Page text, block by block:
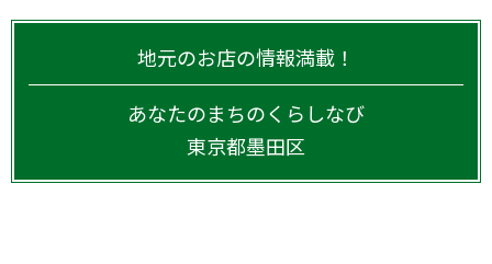
地元のお店の情報満載！
あなたのまちのくらしなび
東京都墨田区